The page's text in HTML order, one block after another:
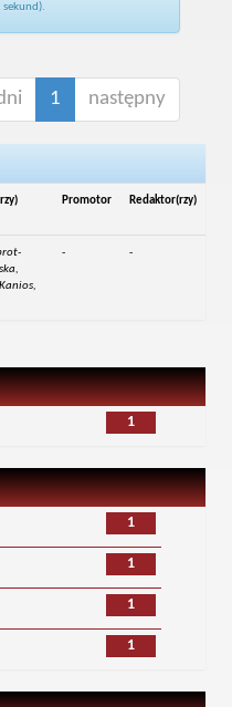
sekund).
1 następny
Promotor Redaktor(rzy)
- -
1
1
1
1
1